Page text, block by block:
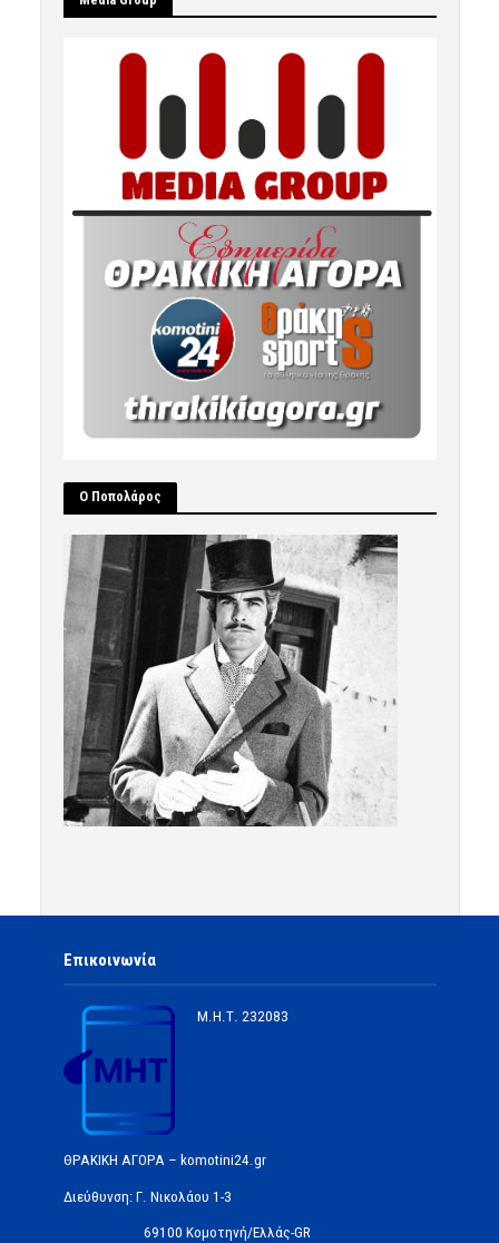
Ο Ποπολάρος
Επικοινωνία
Μ.Η.Τ. 232083
ΘΡΑΚΙΚΗ ΑΓΟΡΑ – komotini24.gr
Διεύθυνση: Γ. Νικολάου 1-3
69100 Κομοτηνή/Ελλάς-GR